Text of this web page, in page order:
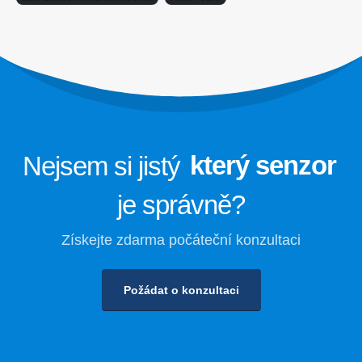
Nejsem si jistý který senzor
je správně?
Získejte zdarma počáteční konzultaci
Požádat o konzultaci
Monitorování bezpečnosti chladiva
plynu
Zobrazit více
Winsen. © 2026. Všechna práva vyhrazena